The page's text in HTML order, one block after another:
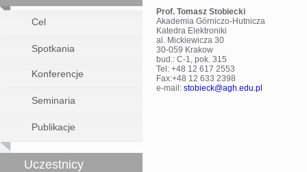
Cel
Spotkania
Konferencje
Seminaria
Publikacje
Uczestnicy
Prof. Tomasz Stobiecki
Akademia Górniczo-Hutnicza
Katedra Elektroniki
al. Mickiewicza 30
30-059 Krakow
bud.: C-1, pok. 315
Tel: +48 12 617 2553
Fax:+48 12 633 2398
e-mail: stobieck@agh.edu.pl